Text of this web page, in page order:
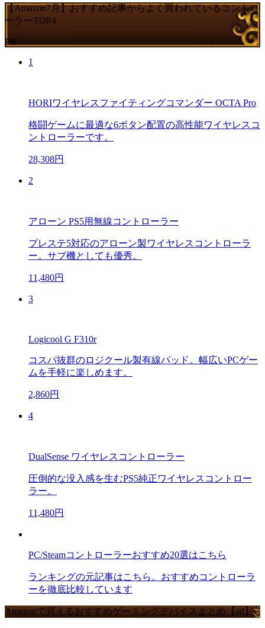
【Amazon7月】おすすめ記事からよく買われているコントロ
ーラーTOP4
PR
1
HORIワイヤレスファイティングコマンダー OCTA Pro
格闘ゲームに最適な6ボタン配置の高性能ワイヤレスコ
ントローラーです。
28,308円
2
アローン PS5用無線コントローラー
プレステ5対応のアローン製ワイヤレスコントローラ
ー。サブ機としても優秀。
11,480円
3
Logicool G F310r
コスパ抜群のロジクール製有線パッド。幅広いPCゲー
ムを手軽に楽しめます。
2,860円
4
DualSense ワイヤレスコントローラー
圧倒的な没入感を生むPS5純正ワイヤレスコントロー
ラー。
11,480円
PC/Steamコントローラーおすすめ20選はこちら
ランキングの元記事はこちら。おすすめコントローラ
ーを徹底比較しています
Amazonで買えるおすすめゲーミングデバイスまとめ【ad】